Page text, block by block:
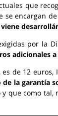
que
encargan
por la
adicionales
de 12
la garantía
que como